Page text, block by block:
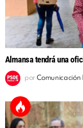
Almansa tendrá una
por Comunicación